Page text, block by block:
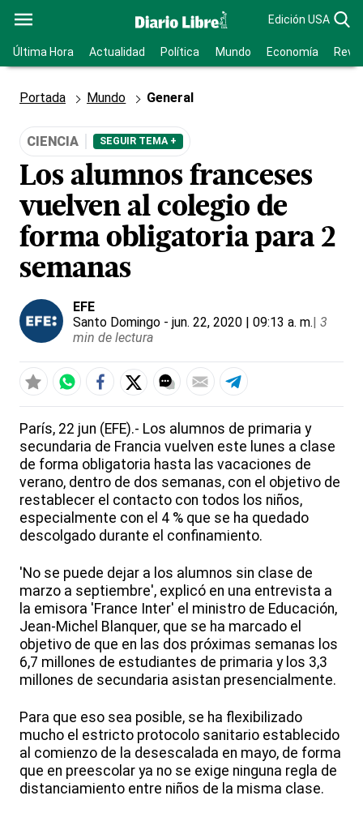
Edición USA
Última Hora Actualidad Política Mundo Economía
Portada Mundo General
CIENCIA SEGUIR TEMA +
Los alumnos franceses
vuelven al colegio de
forma obligatoria para 2
semanas
EFE
Santo Domingo - jun. 22, 2020 | 09:13 a. m.| 3
min de lectura
París, 22 jun (EFE).- Los alumnos de primaria y
secundaria de Francia vuelven este lunes a clase
de forma obligatoria hasta las vacaciones de
verano, dentro de dos semanas, con el objetivo de
restablecer el contacto con todos los niños,
especialmente con el 4 % que se ha quedado
descolgado durante el confinamiento.
'No se puede dejar a los alumnos sin clase de
marzo a septiembre', explicó en una entrevista a
la emisora 'France Inter' el ministro de Educación,
Jean-Michel Blanquer, que se ha marcado el
objetivo de que en las dos próximas semanas los
6,7 millones de estudiantes de primaria y los 3,3
millones de secundaria asistan presencialmente.
Para que eso sea posible, se ha flexibilizado
mucho el estricto protocolo sanitario establecido
al comienzo de la desescalada en mayo, de forma
que en preescolar ya no se exige ninguna regla de
distanciamiento entre niños de la misma clase.